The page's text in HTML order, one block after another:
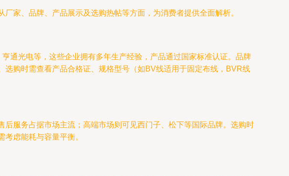
家、品牌、产品展示及选购热帖等方面，为消费者提供全面解析。
通光电等，这些企业拥有多年生产经验，产品通过国家标准认证。品牌
购时需查看产品合格证、规格型号（如BV线适用于固定布线，BVR线
服务占据市场主流；高端市场则可见西门子、松下等国际品牌。选购时
虑能耗与容量平衡。